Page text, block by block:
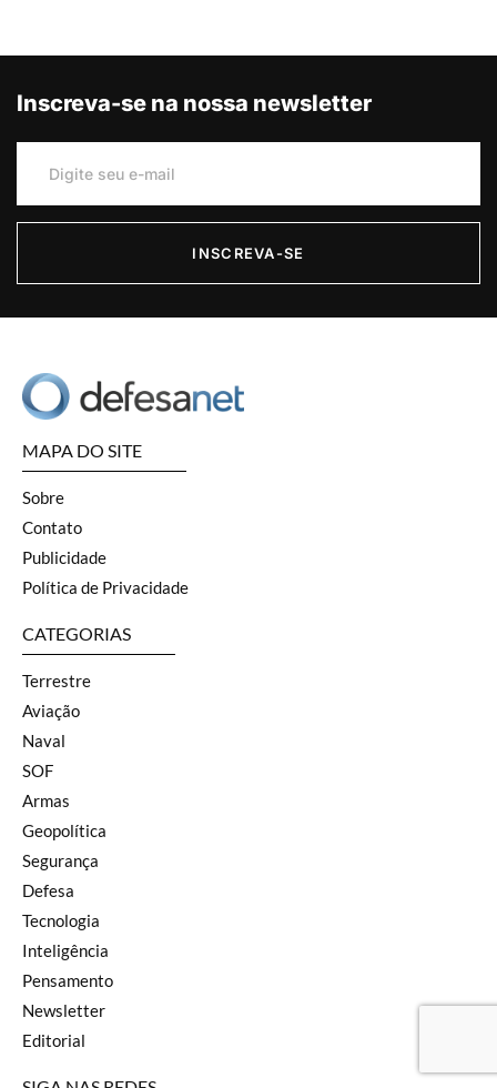
Inscreva-se na nossa newsletter
INSCREVA-SE
MAPA DO SITE
Sobre
Contato
Publicidade
Política de Privacidade
CATEGORIAS
Terrestre
Aviação
Naval
SOF
Armas
Geopolítica
Segurança
Defesa
Tecnologia
Inteligência
Pensamento
Newsletter
Editorial